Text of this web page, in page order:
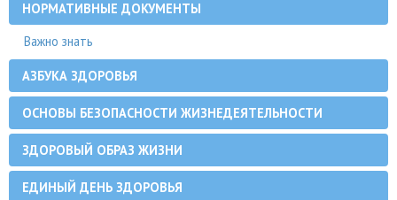
НОРМАТИВНЫЕ ДОКУМЕНТЫ
Важно знать
АЗБУКА ЗДОРОВЬЯ
ОСНОВЫ БЕЗОПАСНОСТИ ЖИЗНЕДЕЯТЕЛЬНОСТИ
ЗДОРОВЫЙ ОБРАЗ ЖИЗНИ
ЕДИНЫЙ ДЕНЬ ЗДОРОВЬЯ